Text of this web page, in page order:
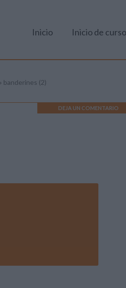
Inicio Inicio de curso
» banderines (2)
DEJA UN COMENTARIO